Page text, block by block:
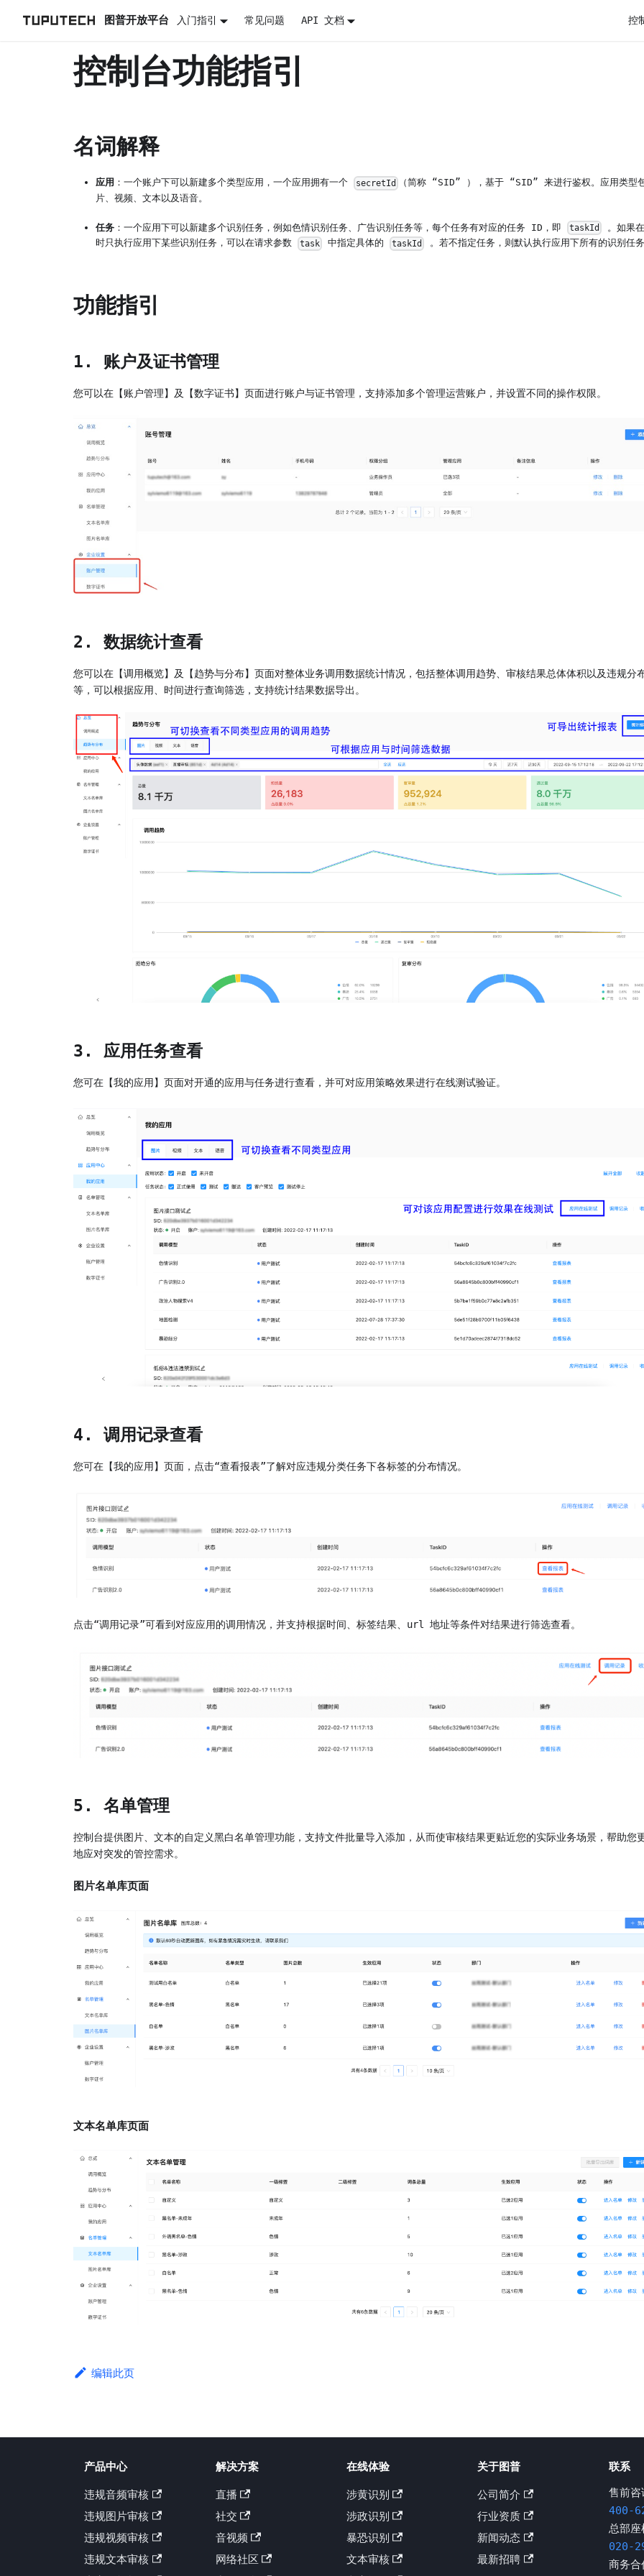
图普开放平台 入门指引 常见问题 API 文档 控
控制台功能指引
名词解释
应用 ：一个账户下可以新建多个类型应用，一个应用拥有一个 secretId
（简称 “SID” ），基于 “SID” 来进行鉴权。应用类型
片、视频、文本以及语音。
任务：一个应用下可以新建多个识别任务，例如色情识别任务、广告识别任务等，每个任务有对应的任务 ID，即 taskId
。如果
时只执行应用下某些识别任务，可以在请求参数
task 中指定具体的 taskId 。若不指定任务，则默认执行应用下所有的识别任
功能指引
1. 账户及证书管理
您可以在【账户管理】及【数字证书】页面进行账户与证书管理，支持添加多个管理运营账户，并设置不同的操作权限。
2. 数据统计查看
您可以在【调用概览】及【趋势与分布】页面对整体业务调用数据统计情况，包括整体调用趋势、审核结果总体体积以及违规分
等，可以根据应用、时间进行查询筛选，支持统计结果数据导出。
3. 应用任务查看
您可在【我的应用】页面对开通的应用与任务进行查看，并可对应用策略效果进行在线测试验证。
4. 调用记录查看
您可在【我的应用】页面，点击“查看报表”了解对应违规分类任务下各标签的分布情况。
点击“调用记录”可看到对应应用的调用情况，并支持根据时间、标签结果、url 地址等条件对结果进行筛选查看。
5. 名单管理
控制台提供图片、文本的自定义黑白名单管理功能，支持文件批量导入添加，从而使审核结果更贴近您的实际业务场景，帮助您
地应对突发的管控需求。
图片名单库页面
文本名单库页面
编辑此页
产品中心
违规音频审核
违规图片审核
违规视频审核
违规文本审核
解决方案
直播
社交
音视频
网络社区
在线体验
涉黄识别
涉政识别
暴恐识别
文本审核
关于图普
公司简介
行业资质
新闻动态
最新招聘
联系
售前咨
400-
总部座
020-
商务合